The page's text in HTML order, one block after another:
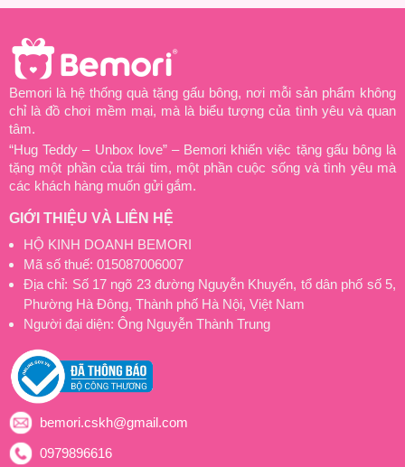
Bemori là hệ thống quà tặng gấu bông, nơi mỗi sản phẩm không
chỉ là đồ chơi mềm mại, mà là biểu tượng của tình yêu và quan
tâm.
“Hug Teddy – Unbox love” – Bemori khiến việc tặng gấu bông là
tặng một phần của trái tim, một phần cuộc sống và tình yêu mà
các khách hàng muốn gửi gắm.
GIỚI THIỆU VÀ LIÊN HỆ
HỘ KINH DOANH BEMORI
Mã số thuế: 015087006007
Địa chỉ: Số 17 ngõ 23 đường Nguyễn Khuyến, tổ dân phố số 5,
Phường Hà Đông, Thành phố Hà Nội, Việt Nam
Người đại diện: Ông Nguyễn Thành Trung
bemori.cskh@gmail.com
0979896616